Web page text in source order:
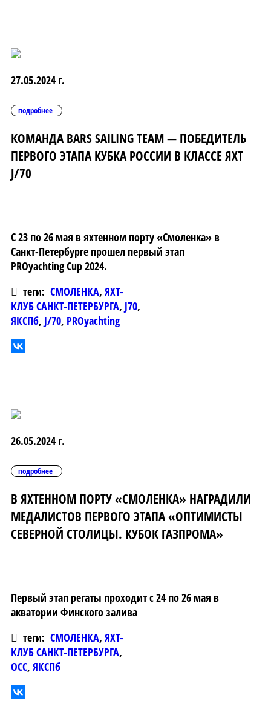
27.05.2024 г.
подробнее
КОМАНДА BARS SAILING TEAM — ПОБЕДИТЕЛЬ
ПЕРВОГО ЭТАПА КУБКА РОССИИ В КЛАССЕ ЯХТ
J/70
С 23 по 26 мая в яхтенном порту «Смоленка» в
Санкт-Петербурге прошел первый этап
PROyachting Cup 2024.
теги: СМОЛЕНКА, ЯХТ-
КЛУБ САНКТ-ПЕТЕРБУРГА, J70,
ЯКСПб, J/70, PROyachting
26.05.2024 г.
подробнее
В ЯХТЕННОМ ПОРТУ «СМОЛЕНКА» НАГРАДИЛИ
МЕДАЛИСТОВ ПЕРВОГО ЭТАПА «ОПТИМИСТЫ
СЕВЕРНОЙ СТОЛИЦЫ. КУБОК ГАЗПРОМА»
Первый этап регаты проходит с 24 по 26 мая в
акватории Финского залива
теги: СМОЛЕНКА, ЯХТ-
КЛУБ САНКТ-ПЕТЕРБУРГА,
ОСС, ЯКСПб